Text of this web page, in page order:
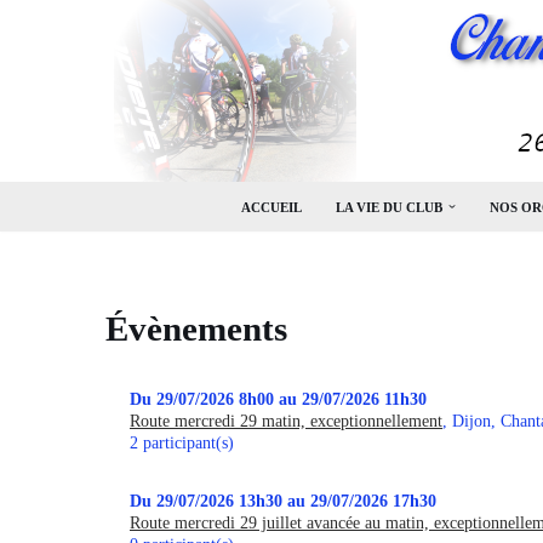
ACCUEIL LA VIE DU CLUB NOS
Évènements
Du 29/07/2026 8h00 au 29/07/2026 11h30
Route mercredi 29 matin, exceptionnellement, Dijon,
2 participant(s)
Du 29/07/2026 13h30 au 29/07/2026 17h30
Route mercredi 29 juillet avancée au matin,